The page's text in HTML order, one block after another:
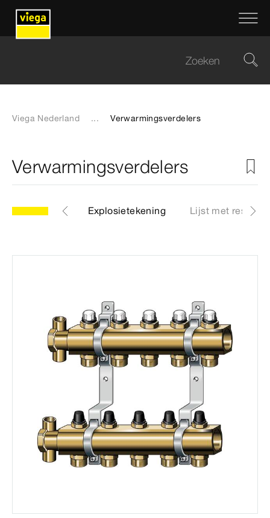
Viega Nederland ... Verwarmingsverdelers
Verwarmingsverdelers
Artikelen Explosietekening Lijst met